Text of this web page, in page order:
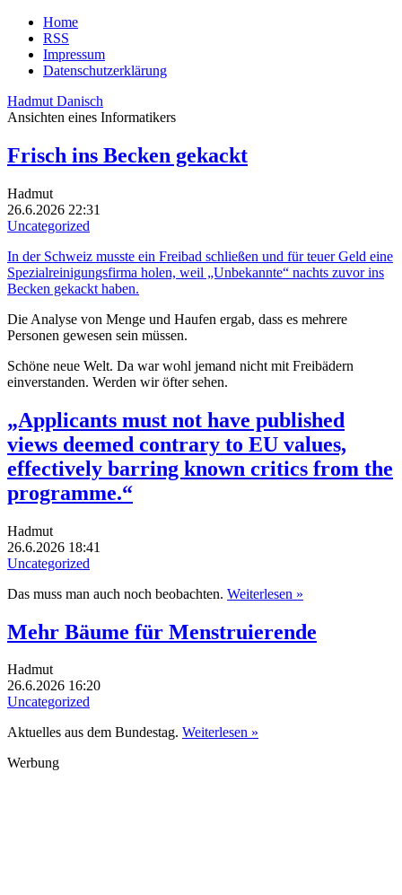
Home
RSS
Impressum
Datenschutzerklärung
Hadmut Danisch
Ansichten eines Informatikers
Frisch ins Becken gekackt
Hadmut
26.6.2026 22:31
Uncategorized
In der Schweiz musste ein Freibad schließen und für teuer Geld eine
Spezialreinigungsfirma holen, weil „Unbekannte“ nachts zuvor ins
Becken gekackt haben.
Die Analyse von Menge und Haufen ergab, dass es mehrere
Personen gewesen sein müssen.
Schöne neue Welt. Da war wohl jemand nicht mit Freibädern
einverstanden. Werden wir öfter sehen.
„Applicants must not have published
views deemed contrary to EU values,
effectively barring known critics from the
programme.“
Hadmut
26.6.2026 18:41
Uncategorized
Das muss man auch noch beobachten. Weiterlesen »
Mehr Bäume für Menstruierende
Hadmut
26.6.2026 16:20
Uncategorized
Aktuelles aus dem Bundestag. Weiterlesen »
Werbung